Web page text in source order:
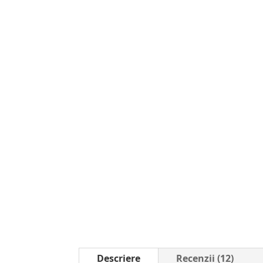
Descriere Recenzii (12)